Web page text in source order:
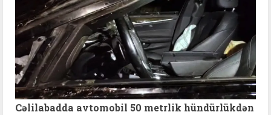
Cəlilabadda avtomobil 50 metrlik hündürlükdən